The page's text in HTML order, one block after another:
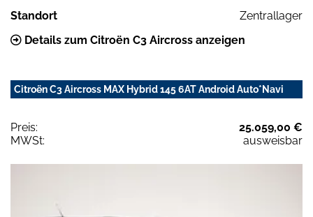
Standort
Zentrallager
Details zum Citroën C3 Aircross anzeigen
Citroën C3 Aircross MAX Hybrid 145 6AT Android Auto*Navi
Preis:
25.059,00 €
MWSt:
ausweisbar